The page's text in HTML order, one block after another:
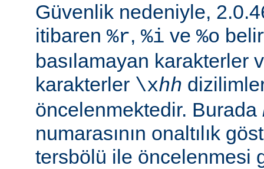
Güvenlik nedeniyle,
itibaren %r, %i ve %o
basılamayan karakterler
karakterler \xhh
öncelenmektedir. Burada
numarasının onaltılık
tersbölü ile öncelenmesi